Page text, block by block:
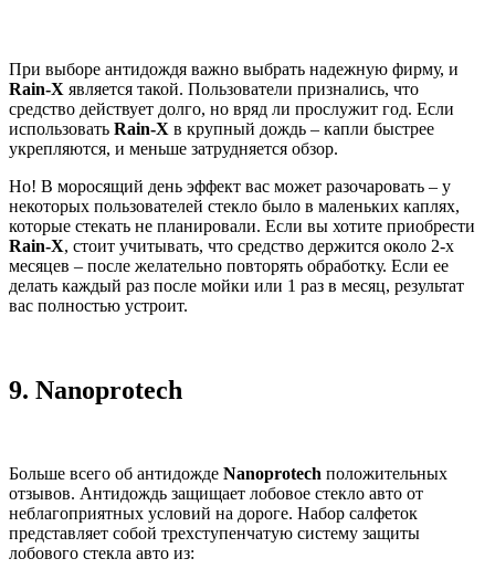
При выборе антидождя важно выбрать надежную фирму, и
Rain-X является такой. Пользователи признались, что
средство действует долго, но вряд ли прослужит год. Если
использовать Rain-X в крупный дождь – капли быстрее
укрепляются, и меньше затрудняется обзор.
Но! В моросящий день эффект вас может разочаровать – у
некоторых пользователей стекло было в маленьких каплях,
которые стекать не планировали. Если вы хотите приобрести
Rain-X, стоит учитывать, что средство держится около 2-х
месяцев – после желательно повторять обработку. Если ее
делать каждый раз после мойки или 1 раз в месяц, результат
вас полностью устроит.
9. Nanoprotech
Больше всего об антидожде Nanoprotech положительных
отзывов. Антидождь защищает лобовое стекло авто от
неблагоприятных условий на дороге. Набор салфеток
представляет собой трехступенчатую систему защиты
лобового стекла авто из: